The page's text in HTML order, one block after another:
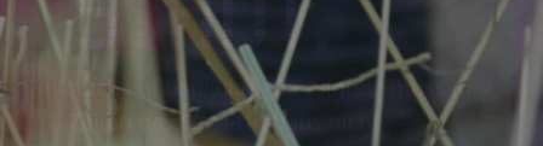
Auch auf baukulturelle Bildung muss in
Zeiten des DAM-Umbaus nicht
verzichtet werden! Ob vor Ort im
Interimsquartier des DAM Ostend,